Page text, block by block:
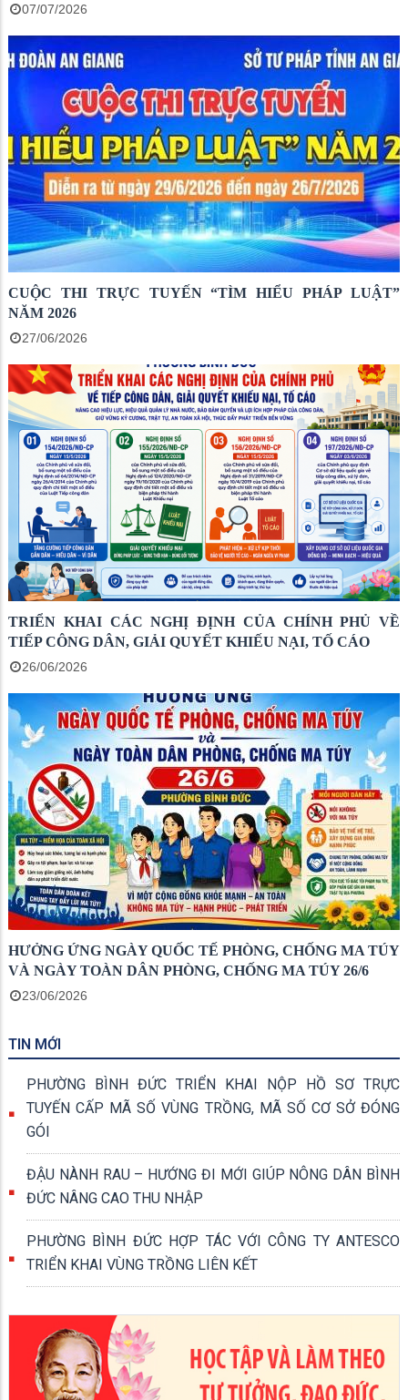
07/07/2026
CUỘC THI TRỰC TUYẾN “TÌM HIỂU PHÁP LUẬT”
NĂM 2026
27/06/2026
TRIỂN KHAI CÁC NGHỊ ĐỊNH CỦA CHÍNH PHỦ VỀ
TIẾP CÔNG DÂN, GIẢI QUYẾT KHIẾU NẠI, TỐ CÁO
26/06/2026
HƯỞNG ỨNG NGÀY QUỐC TẾ PHÒNG, CHỐNG MA TÚY
VÀ NGÀY TOÀN DÂN PHÒNG, CHỐNG MA TÚY 26/6
23/06/2026
TIN MỚI
PHƯỜNG BÌNH ĐỨC TRIỂN KHAI NỘP HỒ SƠ TRỰC
TUYẾN CẤP MÃ SỐ VÙNG TRỒNG, MÃ SỐ CƠ SỞ ĐÓNG
GÓI
ĐẬU NÀNH RAU – HƯỚNG ĐI MỚI GIÚP NÔNG DÂN BÌNH
ĐỨC NÂNG CAO THU NHẬP
PHƯỜNG BÌNH ĐỨC HỢP TÁC VỚI CÔNG TY ANTESCO
TRIỂN KHAI VÙNG TRỒNG LIÊN KẾT